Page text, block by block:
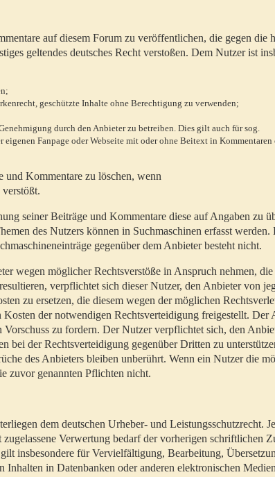
auf diesem Forum zu veröffentlichen, die gegen die
geltendes deutsches Recht verstoßen. Dem Nutzer ist
geschützte Inhalte ohne Berechtigung zu verwenden;
durch den Anbieter zu betreiben. Dies gilt auch für sog.
Fanpage oder Webseite mit oder ohne Beitext in Kommentaren
und Kommentare zu löschen, wenn
seiner Beiträge und Kommentare diese auf Angaben zu
des Nutzers können in Suchmaschinen erfasst werden.
gegenüber dem Anbieter besteht nicht.
wegen möglicher Rechtsverstöße in Anspruch nehmen, die
verpflichtet sich dieser Nutzer, den Anbieter von
zu ersetzen, die diesem wegen der möglichen
der notwendigen Rechtsverteidigung freigestellt. Der
zu fordern. Der Nutzer verpflichtet sich, den
bei der Rechtsverteidigung gegenüber Dritten zu
des Anbieters bleiben unberührt. Wenn ein Nutzer die
zuvor genannten Pflichten nicht.
dem deutschen Urheber- und Leistungsschutzrecht.
Verwertung bedarf der vorherigen schriftlichen
insbesondere für Vervielfältigung, Bearbeitung,
in Datenbanken oder anderen elektronischen